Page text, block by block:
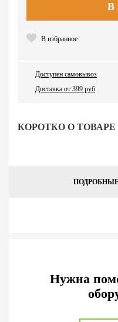
КОРОТКО О ТОВАРЕ
В
В избранное
Доступен самовывоз
Доставка от 399 руб
Нужна